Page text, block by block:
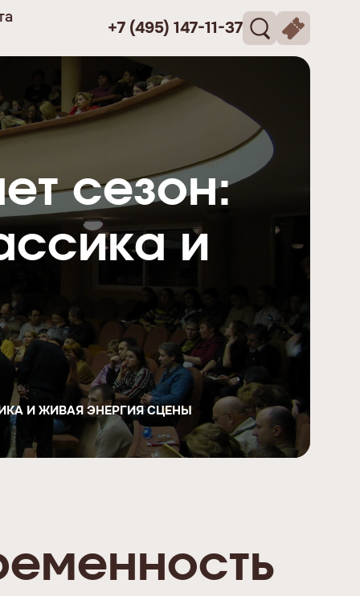
+7 (495) 147-11-37
сезон:
и
И ЖИВАЯ ЭНЕРГИЯ СЦЕНЫ